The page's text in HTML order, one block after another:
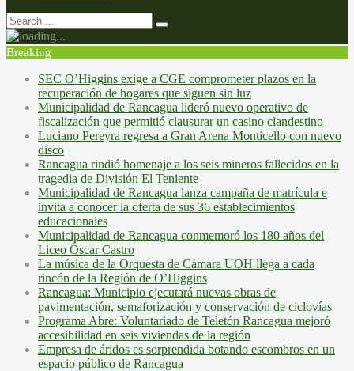
Breaking
SEC O’Higgins exige a CGE comprometer plazos en la
recuperación de hogares que siguen sin luz
Municipalidad de Rancagua lideró nuevo operativo de
fiscalización que permitió clausurar un casino clandestino
Luciano Pereyra regresa a Gran Arena Monticello con nuevo
disco
Rancagua rindió homenaje a los seis mineros fallecidos en la
tragedia de División El Teniente
Municipalidad de Rancagua lanza campaña de matrícula e
invita a conocer la oferta de sus 36 establecimientos
educacionales
Municipalidad de Rancagua conmemoró los 180 años del
Liceo Óscar Castro
La música de la Orquesta de Cámara UOH llega a cada
rincón de la Región de O’Higgins
Rancagua: Municipio ejecutará nuevas obras de
pavimentación, semaforización y conservación de ciclovías
Programa Abre: Voluntariado de Teletón Rancagua mejoró
accesibilidad en seis viviendas de la región
Empresa de áridos es sorprendida botando escombros en un
espacio público de Rancagua